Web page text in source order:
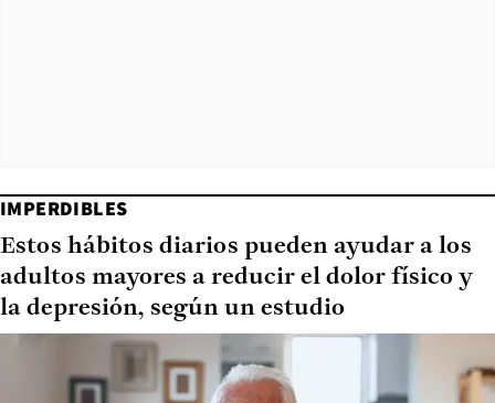
IMPERDIBLES
Estos hábitos diarios pueden ayudar a los
adultos mayores a reducir el dolor físico y
la depresión, según un estudio